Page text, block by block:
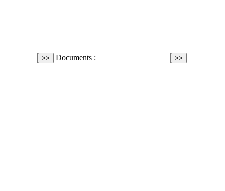
Documents :